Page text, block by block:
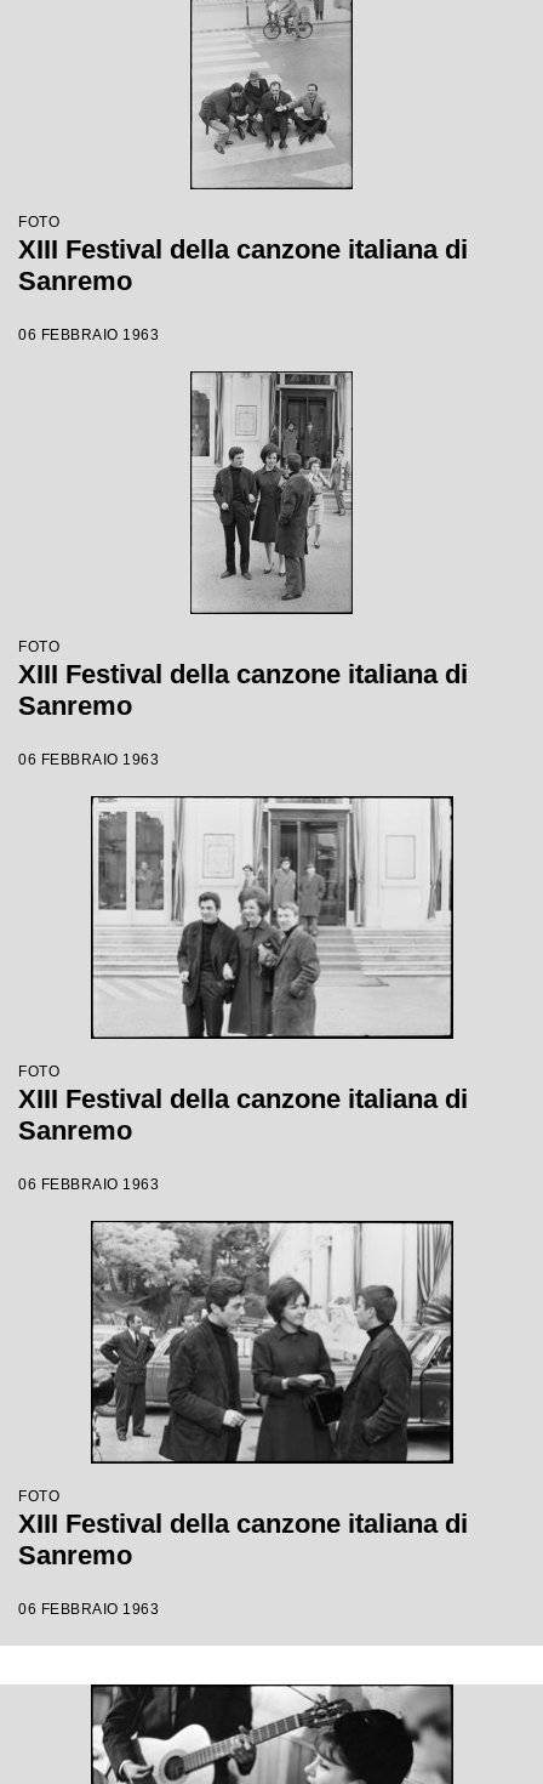
FOTO
XIII Festival della canzone italiana di
Sanremo
06 FEBBRAIO 1963
FOTO
XIII Festival della canzone italiana di
Sanremo
06 FEBBRAIO 1963
FOTO
XIII Festival della canzone italiana di
Sanremo
06 FEBBRAIO 1963
FOTO
XIII Festival della canzone italiana di
Sanremo
06 FEBBRAIO 1963